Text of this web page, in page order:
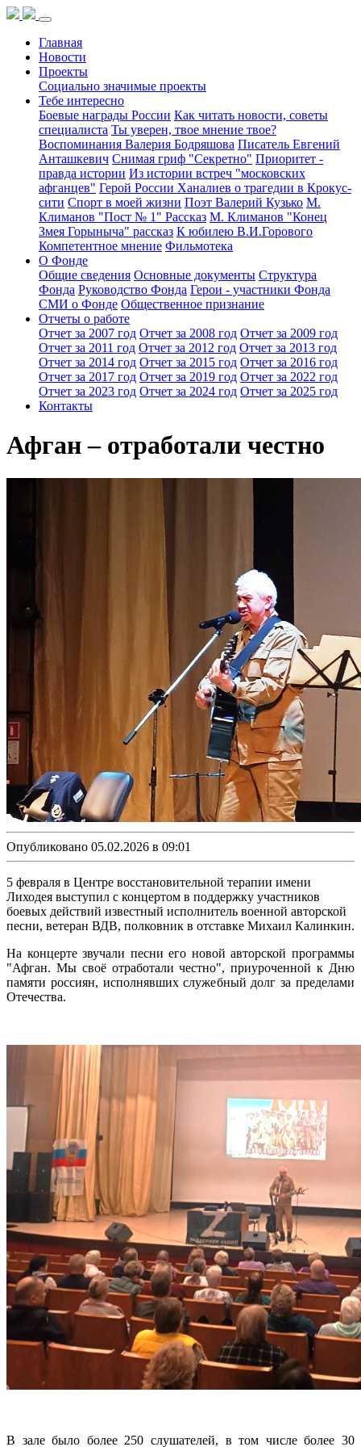
Главная
Новости
Проекты
Социально значимые проекты
Тебе интересно
Боевые награды России Как читать новости, советы
специалиста Ты уверен, твое мнение твое?
Воспоминания Валерия Бодряшова Писатель Евгений
Анташкевич Снимая гриф "Секретно" Приоритет -
правда истории Из истории встреч "московских
афганцев" Герой России Ханалиев о трагедии в Крокус-
сити Спорт в моей жизни Поэт Валерий Кузько М.
Климанов "Пост № 1" Рассказ М. Климанов "Конец
Змея Горыныча" рассказ К юбилею В.И.Горового
Компетентное мнение Фильмотека
О Фонде
Общие сведения Основные документы Структура
Фонда Руководство Фонда Герои - участники Фонда
СМИ о Фонде Общественное признание
Отчеты о работе
Отчет за 2007 год Отчет за 2008 год Отчет за 2009 год
Отчет за 2011 год Отчет за 2012 год Отчет за 2013 год
Отчет за 2014 год Отчет за 2015 год Отчет за 2016 год
Отчет за 2017 год Отчет за 2019 год Отчет за 2022 год
Отчет за 2023 год Отчет за 2024 год Отчет за 2025 год
Контакты
Афган – отработали честно
Опубликовано 05.02.2026 в 09:01
5 февраля в Центре восстановительной терапии имени
Лиходея выступил с концертом в поддержку участников
боевых действий известный исполнитель военной авторской
песни, ветеран ВДВ, полковник в отставке Михаил Калинкин.
На концерте звучали песни его новой авторской программы
"Афган. Мы своё отработали честно", приуроченной к Дню
памяти россиян, исполнявших служебный долг за пределами
Отечества.
В зале было более 250 слушателей, в том числе более 30